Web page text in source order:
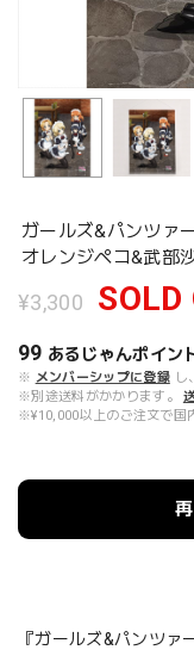
ガールズ&パンツァ
オレンジペコ&武部
¥3,300 SOLD
99 あるじゃんポイン
※ メンバーシップに登録 し
※別途送料がかかります。
※¥10,000以上のご注文で国
『ガールズ&パンツ